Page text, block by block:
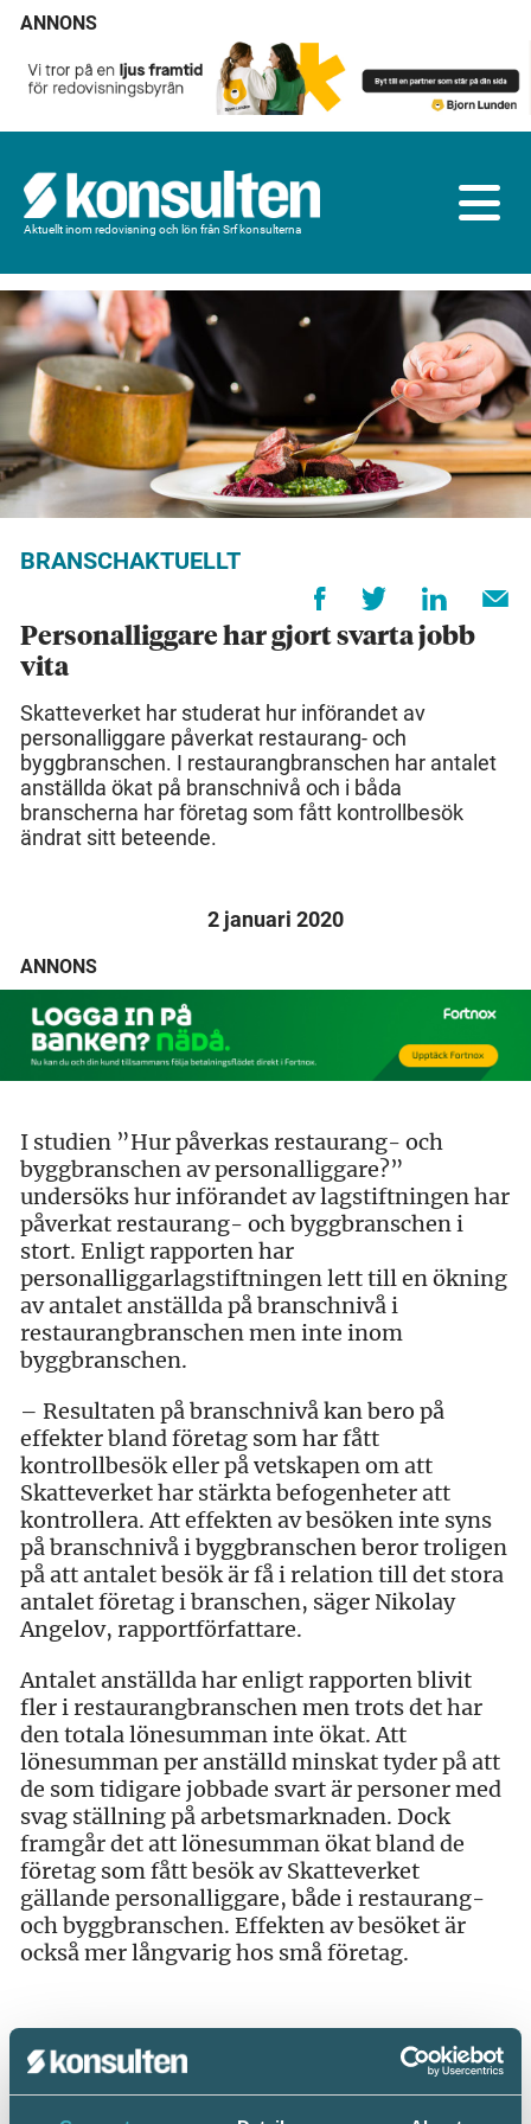
ANNONS
Aktuellt inom redovisning och lön från Srf konsulterna
BRANSCHAKTUELLT
Personalliggare har gjort svarta jobb
vita
Skatteverket har studerat hur införandet av
personalliggare påverkat restaurang- och
byggbranschen. I restaurangbranschen har antalet
anställda ökat på branschnivå och i båda
branscherna har företag som fått kontrollbesök
ändrat sitt beteende.
2 januari 2020
ANNONS
I studien ”Hur påverkas restaurang- och
byggbranschen av personalliggare?”
undersöks hur införandet av lagstiftningen har
påverkat restaurang- och byggbranschen i
stort. Enligt rapporten har
personalliggarlagstiftningen lett till en ökning
av antalet anställda på branschnivå i
restaurangbranschen men inte inom
byggbranschen.
– Resultaten på branschnivå kan bero på
effekter bland företag som har fått
kontrollbesök eller på vetskapen om att
Skatteverket har stärkta befogenheter att
kontrollera. Att effekten av besöken inte syns
på branschnivå i byggbranschen beror troligen
på att antalet besök är få i relation till det stora
antalet företag i branschen, säger Nikolay
Angelov, rapportförfattare.
Antalet anställda har enligt rapporten blivit
fler i restaurangbranschen men trots det har
den totala lönesumman inte ökat. Att
lönesumman per anställd minskat tyder på att
de som tidigare jobbade svart är personer med
svag ställning på arbetsmarknaden. Dock
framgår det att lönesumman ökat bland de
företag som fått besök av Skatteverket
gällande personalliggare, både i restaurang-
och byggbranschen. Effekten av besöket är
också mer långvarig hos små företag.